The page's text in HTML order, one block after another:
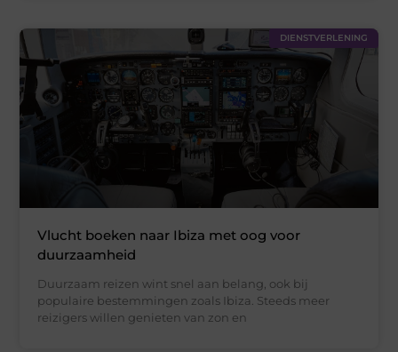
DIENSTVERLENING
Vlucht boeken naar Ibiza met oog voor
duurzaamheid
Duurzaam reizen wint snel aan belang, ook bij
populaire bestemmingen zoals Ibiza. Steeds meer
reizigers willen genieten van zon en